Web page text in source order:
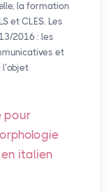
la formation
et CLES. Les
2016 : les
et
pour
italien